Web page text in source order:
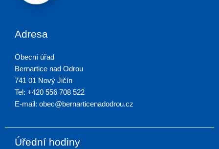
Adresa
Obecní úřad
Bernartice nad Odrou
741 01 Nový Jičín
Tel: +420 556 708 522
E-mail: obec@bernarticenadodrou.cz
Úřední hodiny